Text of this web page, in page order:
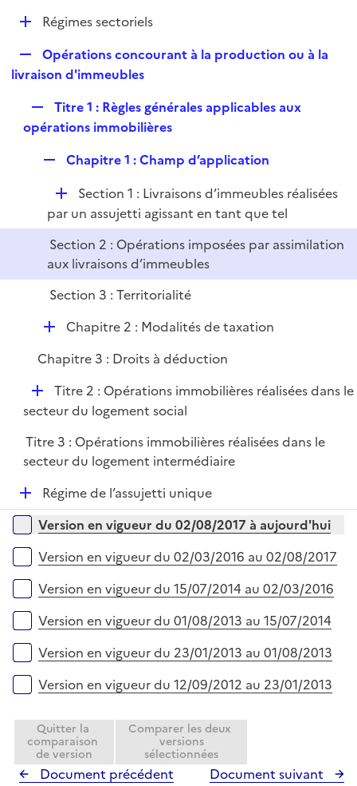
e
r
D
p
l
r
Régimes sectoriels
e
l
i
Opérations concourant à la production ou à la
livraison d'immeubles
e
l
r
Titre 1 : Règles générales applicables aux
opérations immobilières
p
l
e
r
Chapitre 1 : Champ d’application
D
é
p
l
i
e
Section 1 : Livraisons d’immeubles réalisées
par un assujetti agissant en tant que tel
Section 2 : Opérations imposées par assimilation
aux livraisons d’immeubles
Section 3 : Territorialité
D
p
l
e
r
Chapitre 2 : Modalités de taxation
Chapitre 3 : Droits à déduction
D
é
l
i
e
r
Titre 2 : Opérations immobilières réalisées dans le
secteur du logement social
Titre 3 : Opérations immobilières réalisées dans le
secteur du logement intermédiaire
D
é
p
e
Régime de l’assujetti unique
Versions sur la période
Version en vigueur du 02/08/2017 à aujourd'hui
Version en vigueur du 02/03/2016 au 02/08/2017
Version en vigueur du 15/07/2014 au 02/03/2016
Version en vigueur du 01/08/2013 au 15/07/2014
Version en vigueur du 23/01/2013 au 01/08/2013
Version en vigueur du 12/09/2012 au 23/01/2013
Quitter la
comparaison
de version
Comparer les deux
versions
sélectionnées
Document précédent Document suivant